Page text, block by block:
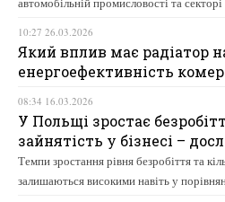
10:27 26.03.2026
Який вплив має радіатор
енергоефективність
08:34 16.03.2026
У Польщі зростає
зайнятість у бізнесі –
Темпи зростання рівня безробіття та
залишаються високими навіть у